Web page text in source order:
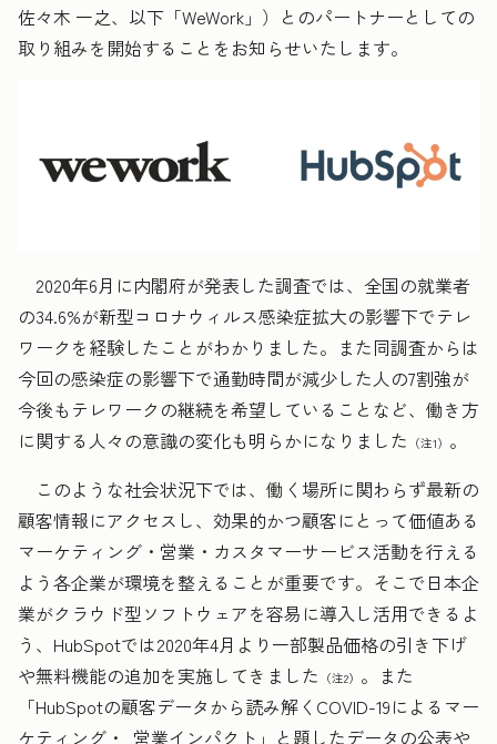
佐々木 一之、以下「WeWork」）とのパートナーとしての
取り組みを開始することをお知らせいたします。
2020年6月に内閣府が発表した調査では、全国の就業者
の34.6%が新型コロナウィルス感染症拡大の影響下でテレ
ワークを経験したことがわかりました。また同調査からは
今回の感染症の影響下で通勤時間が減少した人の7割強が
今後もテレワークの継続を希望していることなど、働き方
に関する人々の意識の変化も明らかになりました （注1） 。
このような社会状況下では、働く場所に関わらず最新の
顧客情報にアクセスし、効果的かつ顧客にとって価値ある
マーケティング・営業・カスタマーサービス活動を行える
よう各企業が環境を整えることが重要です。そこで日本企
業がクラウド型ソフトウェアを容易に導入し活用できるよ
う、HubSpotでは2020年4月より一部製品価格の引き下げ
や無料機能の追加を実施してきました （注2） 。また
「HubSpotの顧客データから読み解くCOVID-19によるマー
ケティング・ 営業インパクト」と題したデータの公表や